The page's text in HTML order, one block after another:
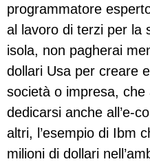
programmatore
al lavoro di terzi per la
isola, non pagherai
dollari Usa per creare
società o impresa, che
dedicarsi anche all’e-
altri, l’esempio di Ibm
milioni di dollari